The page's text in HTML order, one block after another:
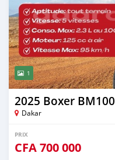
1
2025 Boxer BM100
Dakar
PRIX
CFA700 000